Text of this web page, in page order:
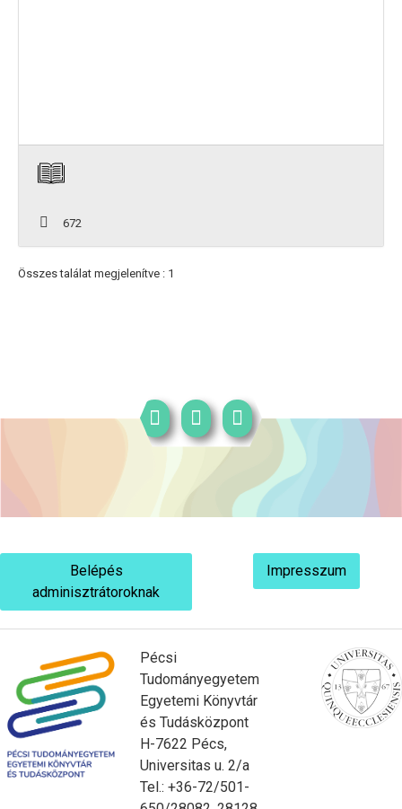
672
Összes találat megjelenítve : 1
Belépés
adminisztrátoroknak
Impresszum
Pécsi
Tudományegyetem
Egyetemi Könyvtár
és Tudásközpont
H-7622 Pécs,
Universitas u. 2/a
Tel.: +36-72/501-